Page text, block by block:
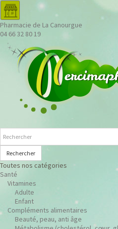
Pharmacie de La Canourgue
04 66 32 80 19
Rechercher
Toutes nos catégories
Santé
Vitamines
Adulte
Enfant
Compléments alimentaires
Beauté, peau, anti âge